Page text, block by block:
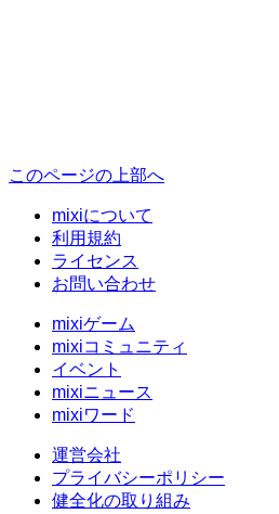
このページの上部へ
mixiについて
利用規約
ライセンス
お問い合わせ
mixiゲーム
mixiコミュニティ
イベント
mixiニュース
mixiワード
運営会社
プライバシーポリシー
健全化の取り組み